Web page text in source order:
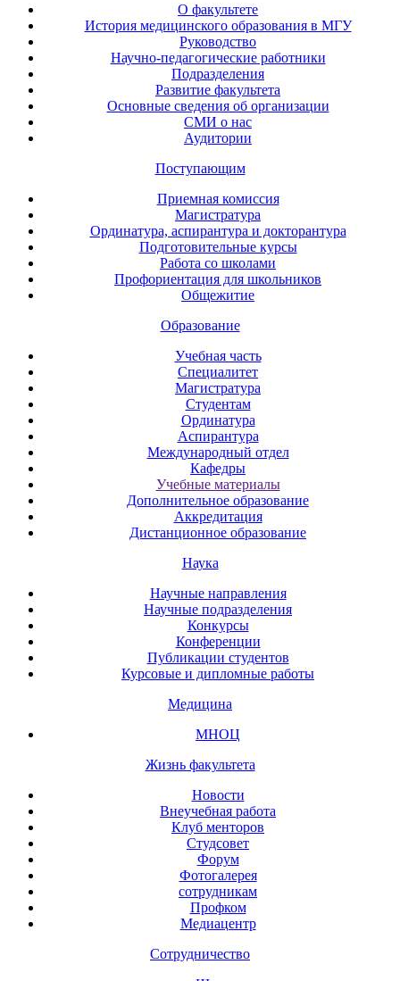
О факультете
История медицинского образования в МГУ
Руководство
Научно-педагогические работники
Подразделения
Развитие факультета
Основные сведения об организации
СМИ о нас
Аудитории
Поступающим
Приемная комиссия
Магистратура
Ординатура, аспирантура и докторантура
Подготовительные курсы
Работа со школами
Профориентация для школьников
Общежитие
Образование
Учебная часть
Специалитет
Магистратура
Студентам
Ординатура
Аспирантура
Международный отдел
Кафедры
Учебные материалы
Дополнительное образование
Аккредитация
Дистанционное образование
Наука
Научные направления
Научные подразделения
Конкурсы
Конференции
Публикации студентов
Курсовые и дипломные работы
Медицина
МНОЦ
Жизнь факультета
Новости
Внеучебная работа
Клуб менторов
Студсовет
Форум
Фотогалерея
сотрудникам
Профком
Медиацентр
Сотрудничество